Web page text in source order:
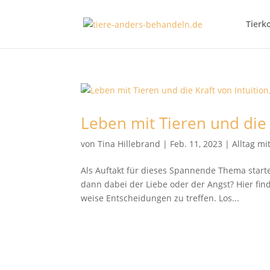
Leben mit Tieren und
vonTina Hillebrand | Feb. 11, 2023 |Alltag
Als Auftakt für dieses Spannende Thema
dann dabei der Liebe oder der Angst? Hier
weise Entscheidungen zu treffen. Los...